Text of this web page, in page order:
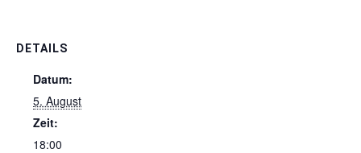
DETAILS
Datum:
5. August
Zeit:
18:00